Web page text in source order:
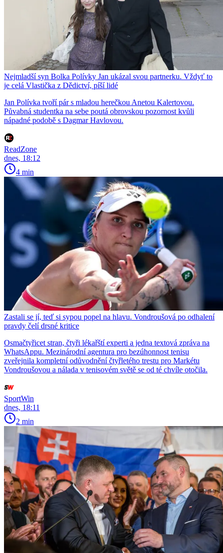
Nejmladší syn Bolka Polívky Jan ukázal svou partnerku. Vždyť to
je celá Vlastička z Dědictví, píší lidé
Jan Polívka tvoří pár s mladou herečkou Anetou Kalertovou.
Půvabná studentka na sebe poutá obrovskou pozornost kvůli
nápadné podobě s Dagmar Havlovou.
ReadZone
dnes, 18:12
4 min
Zastali se jí, teď si sypou popel na hlavu. Vondroušová po odhalení
pravdy čelí drsné kritice
Osmačtyřicet stran, čtyři lékařští experti a jedna textová zpráva na
WhatsAppu. Mezinárodní agentura pro bezúhonnost tenisu
zveřejnila kompletní odůvodnění čtyřletého trestu pro Markétu
Vondroušovou a nálada v tenisovém světě se od té chvíle otočila.
SportWin
dnes, 18:11
2 min